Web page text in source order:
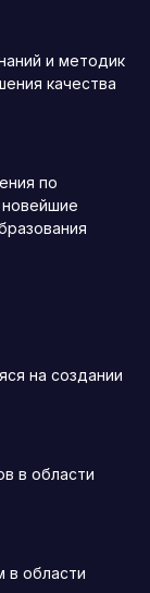
и методик
качества
по
на создании
в области
в области